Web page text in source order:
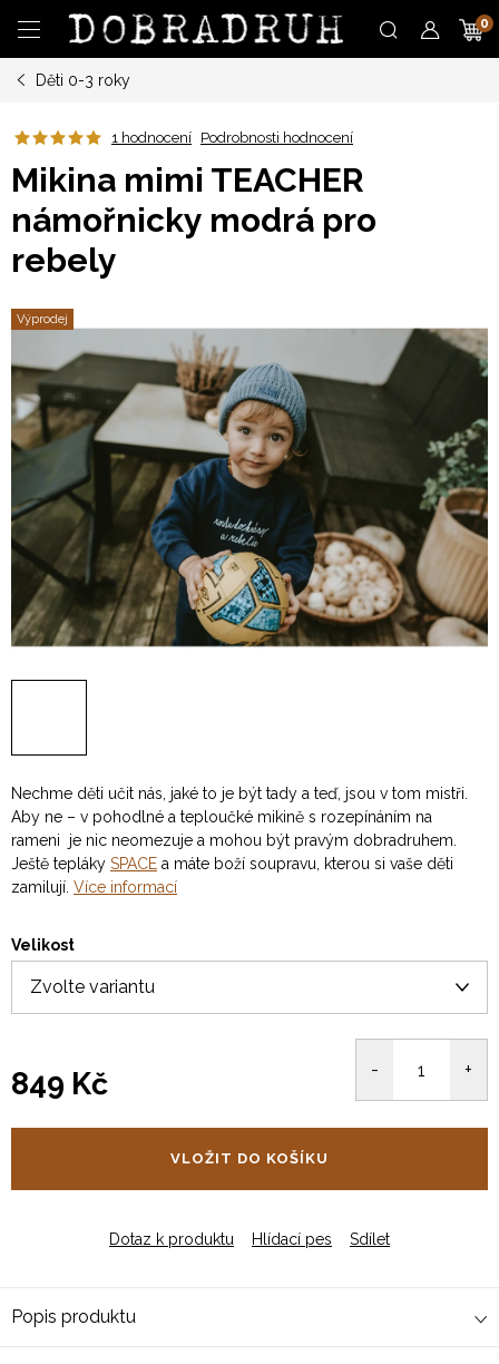
obsah
Děti 0-3 roky
1 hodnocení Podrobnosti hodnocení
Mikina mimi TEACHER
námořnicky modrá pro
rebely
Výprodej
Nechme děti učit nás, jaké to je být tady a teď, jsou v tom mistři.
Aby ne – v pohodlné a teploučké mikině s rozepínáním na
rameni je nic neomezuje a mohou být pravým dobradruhem.
Ještě tepláky SPACE a máte boží soupravu, kterou si vaše děti
zamilují. Více informací
Velikost
849 Kč
VLOŽIT DO KOŠÍKU
Dotaz k produktu Hlídací pes Sdílet
Popis produktu